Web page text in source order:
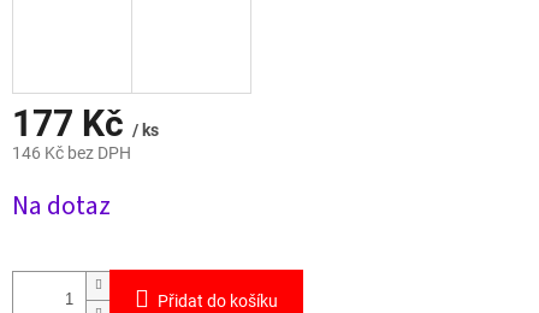
177 Kč / ks
146 Kč bez DPH
cena:
Na dotaz
Přidat do košíku